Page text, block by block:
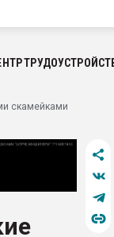
скамейками